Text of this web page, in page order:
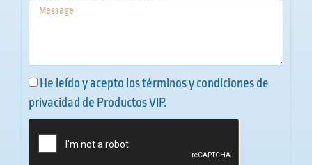
He leído y acepto los términos y condiciones de
privacidad de Productos VIP.